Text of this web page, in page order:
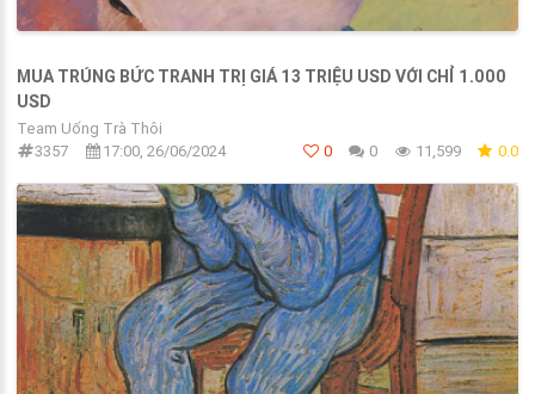
MUA TRÚNG BỨC TRANH TRỊ GIÁ 13 TRIỆU USD VỚI CHỈ 1.000
USD
Team Uống Trà Thôi
3357
17:00, 26/06/2024 0 0 11,599 0.0